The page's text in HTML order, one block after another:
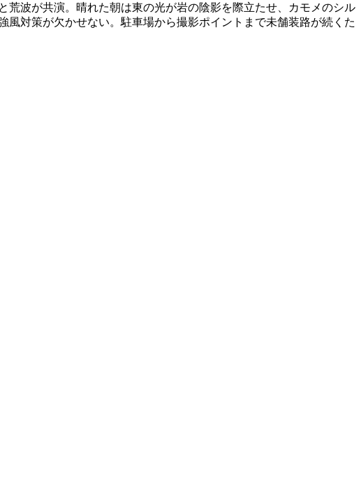
波が共演。晴れた朝は東の光が岩の陰影を際立たせ、カモメのシル
対策が欠かせない。駐車場から撮影ポイントまで未舗装路が続くた